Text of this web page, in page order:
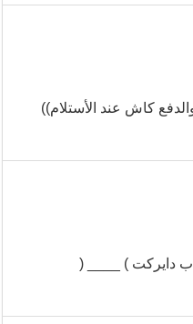
للبيع في جدة ((الأستلام باليد والدفع كاش عند الأستلام))
في جدة التواصل واتس اب دايركت ) ____ (